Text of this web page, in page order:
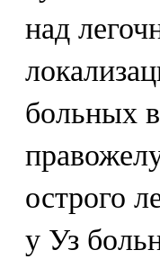
над
больных
острого
у Уз